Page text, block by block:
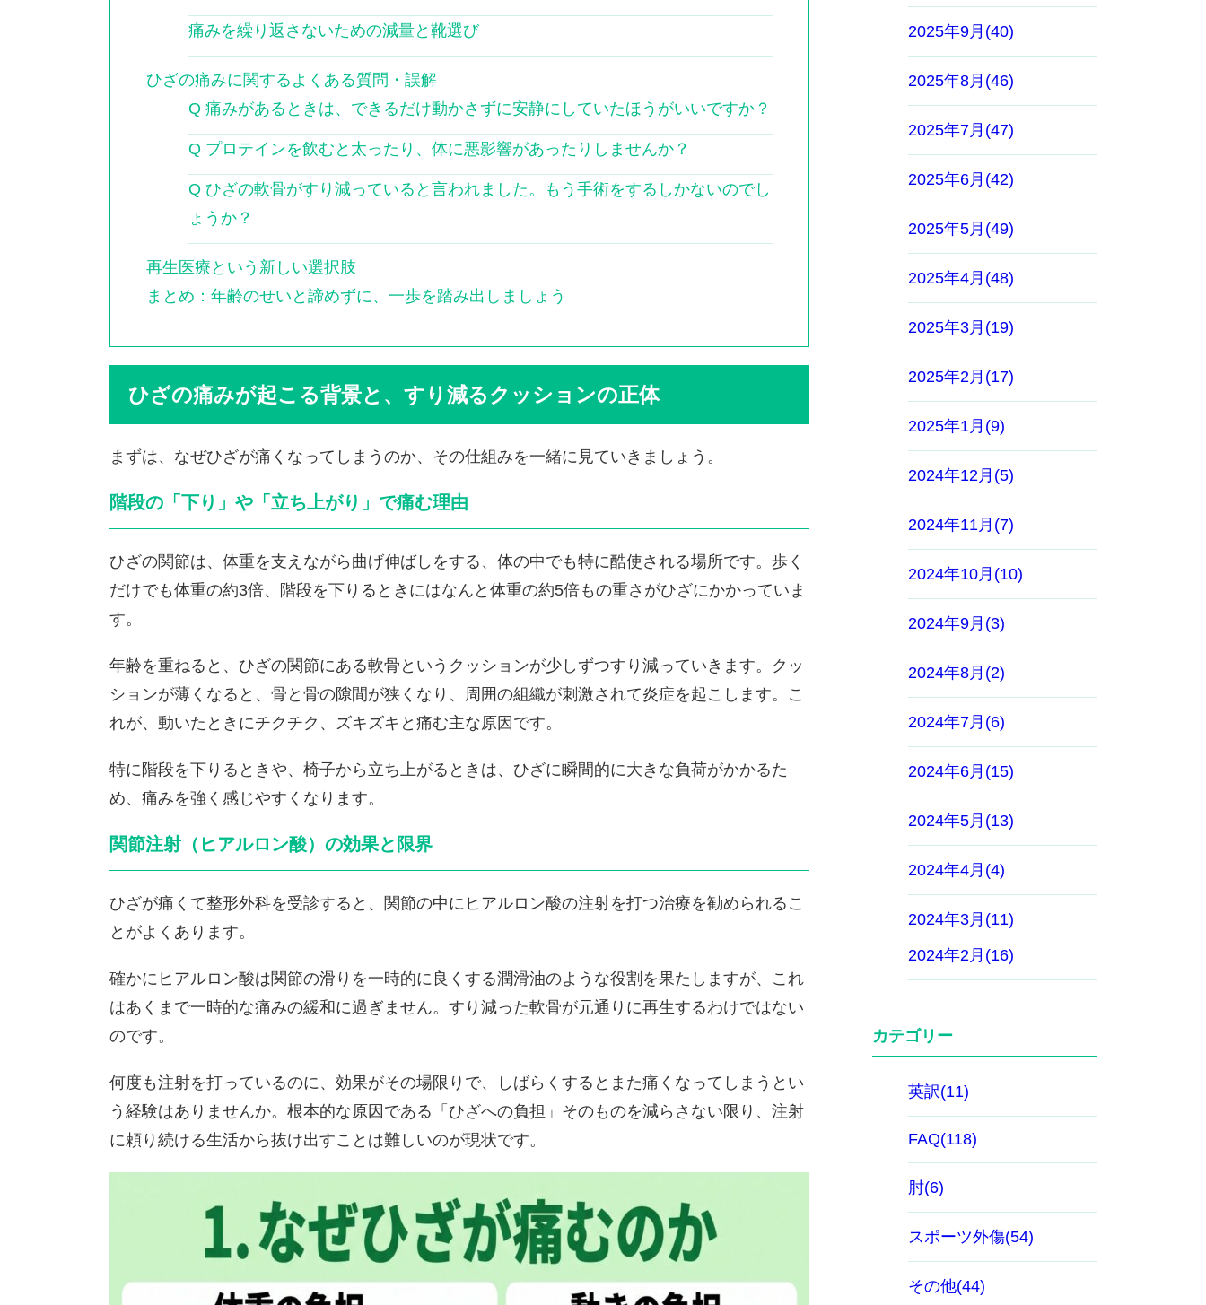
痛みを繰り返さないための減量と靴選び
ひざの痛みに関するよくある質問・誤解
Q 痛みがあるときは、できるだけ動かさずに安静にしていたほうがいいですか？
Q プロテインを飲むと太ったり、体に悪影響があったりしませんか？
Q ひざの軟骨がすり減っていると言われました。もう手術をするしかないのでし
ょうか？
再生医療という新しい選択肢
まとめ：年齢のせいと諦めずに、一歩を踏み出しましょう
ひざの痛みが起こる背景と、すり減るクッションの正体
まずは、なぜひざが痛くなってしまうのか、その仕組みを一緒に見ていきましょう。
階段の「下り」や「立ち上がり」で痛む理由
ひざの関節は、体重を支えながら曲げ伸ばしをする、体の中でも特に酷使される場所です。歩く
だけでも体重の約3倍、階段を下りるときにはなんと体重の約5倍もの重さがひざにかかっていま
す。
年齢を重ねると、ひざの関節にある軟骨というクッションが少しずつすり減っていきます。クッ
ションが薄くなると、骨と骨の隙間が狭くなり、周囲の組織が刺激されて炎症を起こします。こ
れが、動いたときにチクチク、ズキズキと痛む主な原因です。
特に階段を下りるときや、椅子から立ち上がるときは、ひざに瞬間的に大きな負荷がかかるた
め、痛みを強く感じやすくなります。
関節注射（ヒアルロン酸）の効果と限界
ひざが痛くて整形外科を受診すると、関節の中にヒアルロン酸の注射を打つ治療を勧められるこ
とがよくあります。
確かにヒアルロン酸は関節の滑りを一時的に良くする潤滑油のような役割を果たしますが、これ
はあくまで一時的な痛みの緩和に過ぎません。すり減った軟骨が元通りに再生するわけではない
のです。
何度も注射を打っているのに、効果がその場限りで、しばらくするとまた痛くなってしまうとい
う経験はありませんか。根本的な原因である「ひざへの負担」そのものを減らさない限り、注射
に頼り続ける生活から抜け出すことは難しいのが現状です。
2025年9月(40)
2025年8月(46)
2025年7月(47)
2025年6月(42)
2025年5月(49)
2025年4月(48)
2025年3月(19)
2025年2月(17)
2025年1月(9)
2024年12月(5)
2024年11月(7)
2024年10月(10)
2024年9月(3)
2024年8月(2)
2024年7月(6)
2024年6月(15)
2024年5月(13)
2024年4月(4)
2024年3月(11)
2024年2月(16)
カテゴリー
英訳(11)
FAQ(118)
肘(6)
スポーツ外傷(54)
その他(44)